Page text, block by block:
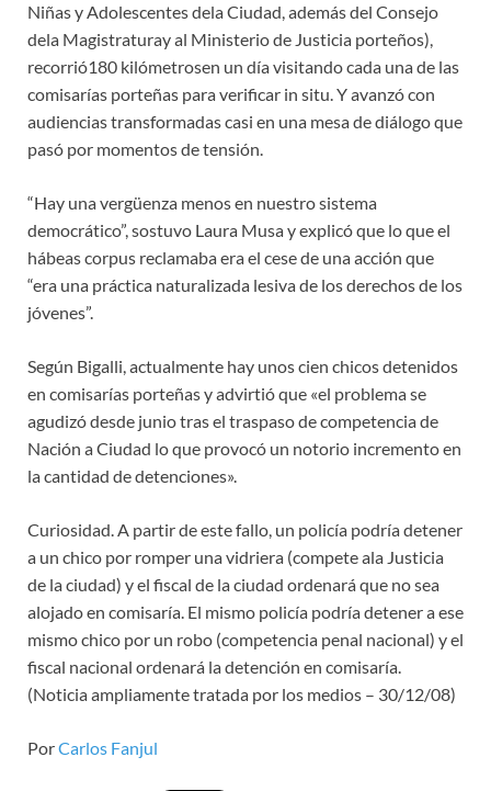
Niñas y Adolescentes dela Ciudad, además del Consejo
dela Magistraturay al Ministerio de Justicia porteños),
recorrió180 kilómetrosen un día visitando cada una de las
comisarías porteñas para verificar in situ. Y avanzó con
audiencias transformadas casi en una mesa de diálogo que
pasó por momentos de tensión.
“Hay una vergüenza menos en nuestro sistema
democrático”, sostuvo Laura Musa y explicó que lo que el
hábeas corpus reclamaba era el cese de una acción que
“era una práctica naturalizada lesiva de los derechos de los
jóvenes”.
Según Bigalli, actualmente hay unos cien chicos detenidos
en comisarías porteñas y advirtió que «el problema se
agudizó desde junio tras el traspaso de competencia de
Nación a Ciudad lo que provocó un notorio incremento en
la cantidad de detenciones».
Curiosidad. A partir de este fallo, un policía podría detener
a un chico por romper una vidriera (compete ala Justicia
de la ciudad) y el fiscal de la ciudad ordenará que no sea
alojado en comisaría. El mismo policía podría detener a ese
mismo chico por un robo (competencia penal nacional) y el
fiscal nacional ordenará la detención en comisaría.
(Noticia ampliamente tratada por los medios – 30/12/08)
PorCarlos Fanjul